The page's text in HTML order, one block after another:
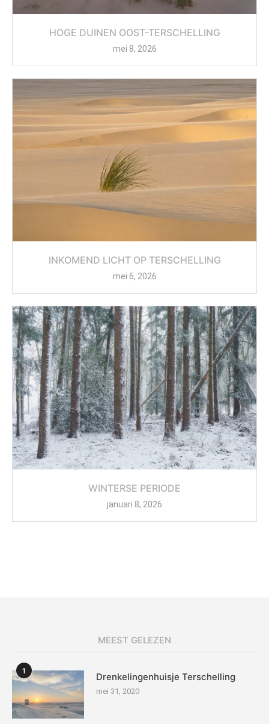
HOGE DUINEN OOST-TERSCHELLING
mei 8, 2026
INKOMEND LICHT OP TERSCHELLING
mei 6, 2026
WINTERSE PERIODE
januari 8, 2026
MEEST GELEZEN
1
Drenkelingenhuisje Terschelling
mei 31, 2020